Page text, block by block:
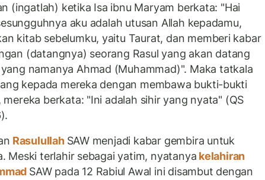
(ingatlah) ketika Isa ibnu Maryam berkata: "Hai
aku adalah utusan Allah kepadamu,
kitab sebelumku, yaitu Taurat, dan memberi kabar
(datangnya) seorang Rasul yang akan datang
namanya Ahmad (Muhammad)". Maka tatkala
kepada mereka dengan membawa bukti-bukti
berkata: "Ini adalah sihir yang nyata" (QS
Rasulullah SAW menjadi kabar gembira untuk
Meski terlahir sebagai yatim, nyatanya kelahiran
SAW pada 12 Rabiul Awal ini disambut dengan